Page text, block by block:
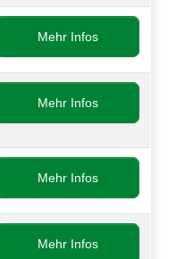
Mehr Infos
Mehr Infos
Mehr Infos
Mehr Infos